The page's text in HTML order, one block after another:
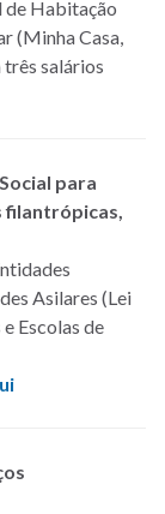
de Habitação
(Minha Casa,
três salários
para
filantrópicas,
Asilares (Lei
Escolas de